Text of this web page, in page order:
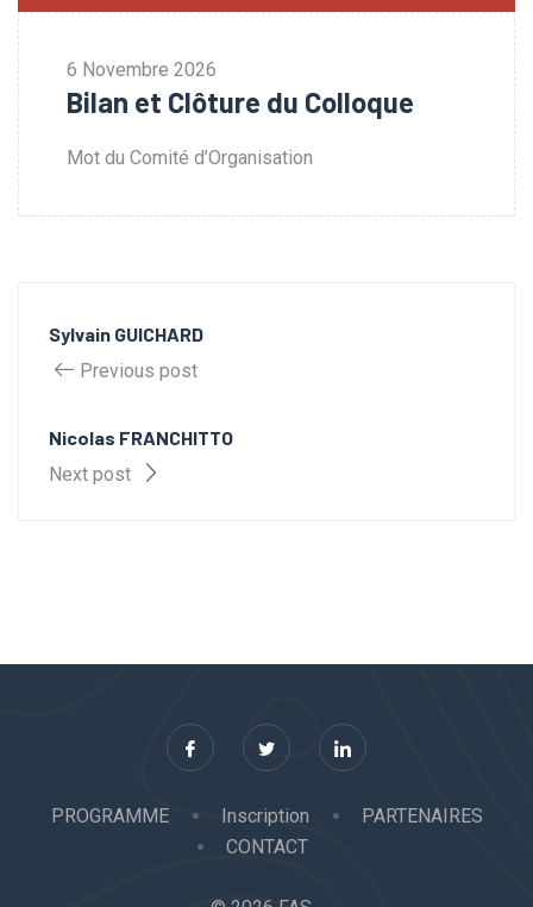
6 Novembre 2026
Bilan et Clôture du Colloque
Mot du Comité d’Organisation
Sylvain GUICHARD
Previous post
Nicolas FRANCHITTO
Next post
PROGRAMME Inscription
PARTENAIRES
CONTACT